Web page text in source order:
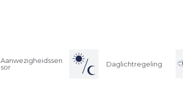
Aanwezigheidssen
sor
Daglichtregeling